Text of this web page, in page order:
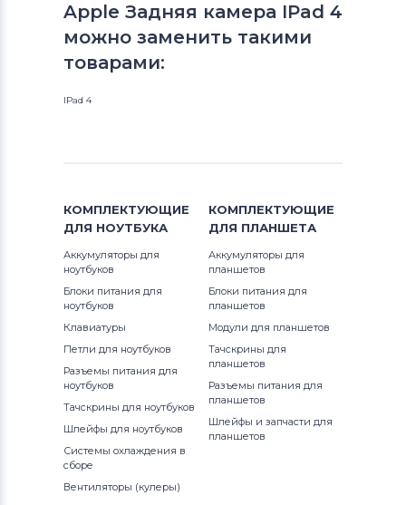
Apple Задняя камера IPad 4
можно заменить такими
товарами:
IPad 4
КОМПЛЕКТУЮЩИЕ
ДЛЯ НОУТБУКА
Аккумуляторы для
ноутбуков
Блоки питания для
ноутбуков
Клавиатуры
Петли для ноутбуков
Разъемы питания для
ноутбуков
Тачскрины для ноутбуков
Шлейфы для ноутбуков
Системы охлаждения в
сборе
Вентиляторы (кулеры)
КОМПЛЕКТУЮЩИЕ
ДЛЯ ПЛАНШЕТА
Аккумуляторы для
планшетов
Блоки питания для
планшетов
Модули для планшетов
Тачскрины для
планшетов
Разъемы питания для
планшетов
Шлейфы и запчасти для
планшетов